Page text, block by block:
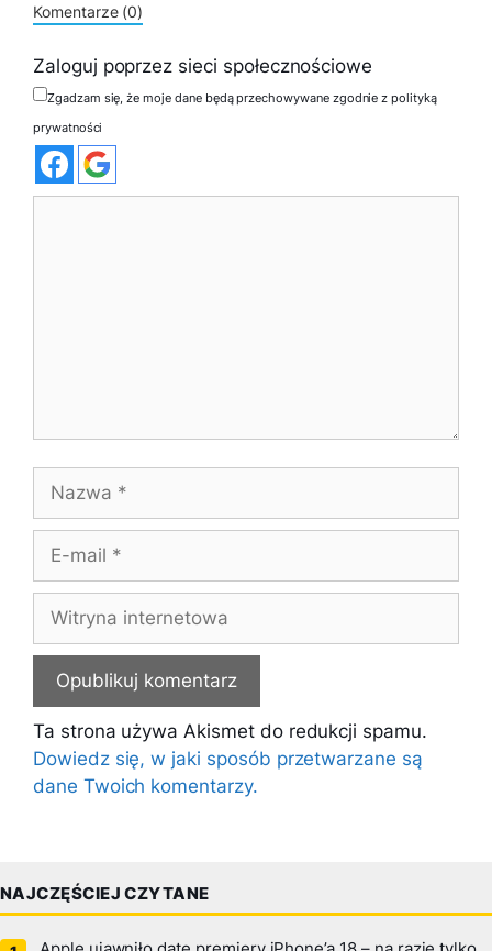
Komentarze (0)
Zaloguj poprzez sieci społecznościowe
Zgadzam się, że moje dane będą przechowywane zgodnie z polityką
prywatności
Nazwa
Witryna
internetowa
Ta strona używa Akismet do redukcji spamu.
Dowiedz się, w jaki sposób przetwarzane są
dane Twoich komentarzy.
NAJCZĘŚCIEJ CZYTANE